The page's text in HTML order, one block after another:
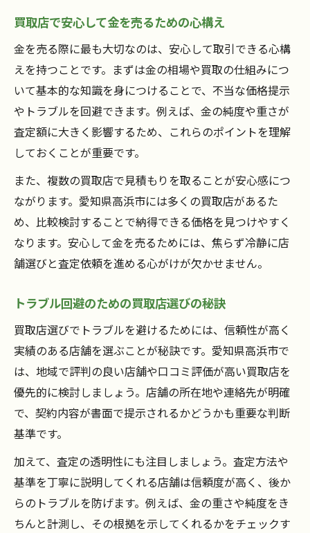
買取店で安心して金を売るための心構え
金を売る際に最も大切なのは、安心して取引できる心構
えを持つことです。まずは金の相場や買取の仕組みにつ
いて基本的な知識を身につけることで、不当な価格提示
やトラブルを回避できます。例えば、金の純度や重さが
査定額に大きく影響するため、これらのポイントを理解
しておくことが重要です。
また、複数の買取店で見積もりを取ることが安心感につ
ながります。愛知県高浜市には多くの買取店があるた
め、比較検討することで納得できる価格を見つけやすく
なります。安心して金を売るためには、焦らず冷静に店
舗選びと査定依頼を進める心がけが欠かせません。
トラブル回避のための買取店選びの秘訣
買取店選びでトラブルを避けるためには、信頼性が高く
実績のある店舗を選ぶことが秘訣です。愛知県高浜市で
は、地域で評判の良い店舗や口コミ評価が高い買取店を
優先的に検討しましょう。店舗の所在地や連絡先が明確
で、契約内容が書面で提示されるかどうかも重要な判断
基準です。
加えて、査定の透明性にも注目しましょう。査定方法や
基準を丁寧に説明してくれる店舗は信頼度が高く、後か
らのトラブルを防げます。例えば、金の重さや純度をき
ちんと計測し、その根拠を示してくれるかをチェックす